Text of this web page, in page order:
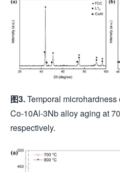
图3.Temporal
Co-10Al-3Nb alloy aging at
respectively.